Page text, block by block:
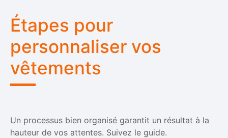
Étapes pour
personnaliser vos
vêtements
Un processus bien organisé garantit un résultat à la
hauteur de vos attentes. Suivez le guide.